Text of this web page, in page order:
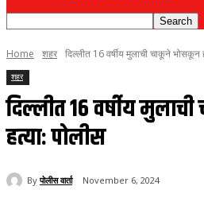
Home शहर दिल्लीत 16 वर्षीय मुलाची चाकूने भोसकून
शहर
दिल्लीत 16 वर्षीय
हत्या: पोलीस
By पोलीस वार्ता November 6, 2024